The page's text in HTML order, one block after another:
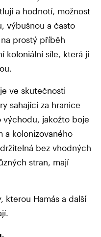
a hodnotí, možnost
výbušnou a často
prostý příběh
koloniální síle, která ji
ve skutečnosti
sahající za hranice
východu, jakožto boje
a kolonizovaného
bez vhodných
stran, mají
kterou Hamás a další